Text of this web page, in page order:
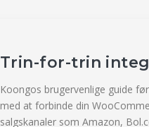
Trin-for-trin
Koongos brugervenlige guide
med at forbinde din
salgskanaler som Amazon,